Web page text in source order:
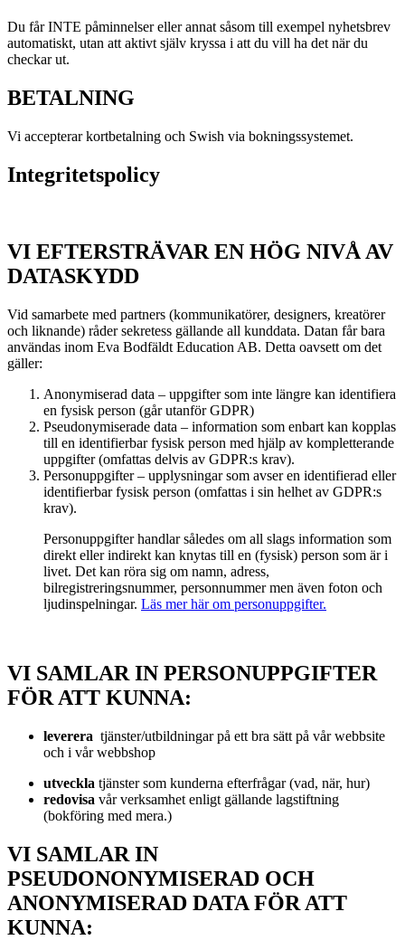
Du får INTE påminnelser eller annat såsom till exempel nyhetsbrev
automatiskt, utan att aktivt själv kryssa i att du vill ha det när du
checkar ut.
BETALNING
Vi accepterar kortbetalning och Swish via bokningssystemet.
Integritetspolicy
VI EFTERSTRÄVAR EN HÖG NIVÅ AV
DATASKYDD
Vid samarbete med partners (kommunikatörer, designers, kreatörer
och liknande) råder sekretess gällande all kunddata. Datan får bara
användas inom Eva Bodfäldt Education AB. Detta oavsett om det
gäller:
Anonymiserad data – uppgifter som inte längre kan identifiera
en fysisk person (går utanför GDPR)
Pseudonymiserade data – information som enbart kan kopplas
till en identifierbar fysisk person med hjälp av kompletterande
uppgifter (omfattas delvis av GDPR:s krav).
Personuppgifter – upplysningar som avser en identifierad eller
identifierbar fysisk person (omfattas i sin helhet av GDPR:s
krav).
Personuppgifter handlar således om all slags information som
direkt eller indirekt kan knytas till en (fysisk) person som är i
livet. Det kan röra sig om namn, adress,
bilregistreringsnummer, personnummer men även foton och
ljudinspelningar. Läs mer här om personuppgifter.
VI SAMLAR IN PERSONUPPGIFTER
FÖR ATT KUNNA:
leverera tjänster/utbildningar på ett bra sätt på vår webbsite
och i vår webbshop
utveckla tjänster som kunderna efterfrågar (vad, när, hur)
redovisa vår verksamhet enligt gällande lagstiftning
(bokföring med mera.)
VI SAMLAR IN
PSEUDONONYMISERAD OCH
ANONYMISERAD DATA FÖR ATT
KUNNA: